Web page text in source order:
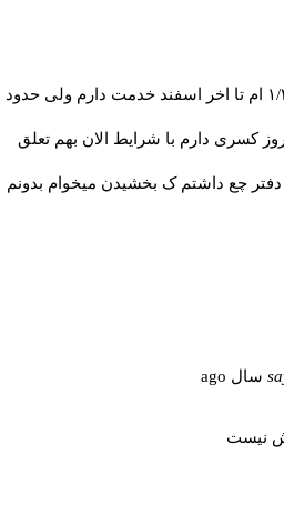
من اعزامی ۱/۲/1400 ام تا اخر اسفند خدمت دارم ولی حدود
دارم ۲۵۲ روز کسری دارم با شرایط الان بهم تعلق
دفتر چع داشتم ک بخشیدن میخوام بدونم